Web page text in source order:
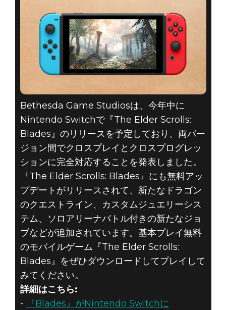
Bethesda Game Studiosは、今年中に
Nintendo Switchで『The Elder Scrolls:
Blades』のリリースを予定しており、両バー
ジョン間でクロスプレイとクロスプログレッ
ションに完全対応することを発表しました。
『The Elder Scrolls: Blades』にも無料アッ
プデートがリリースされて、新たなドラゴン
のクエストライン、カスタムジュエリーシス
テム、ソロアリーナバトル付きの新たなジョ
ブなどが追加されています。基本プレイ無料
のモバイルゲーム『The Elder Scrolls:
Blades』をぜひダウンロードしてプレイして
みてください。
詳細はこちら:
-
『Blades』がNintendo Switchに